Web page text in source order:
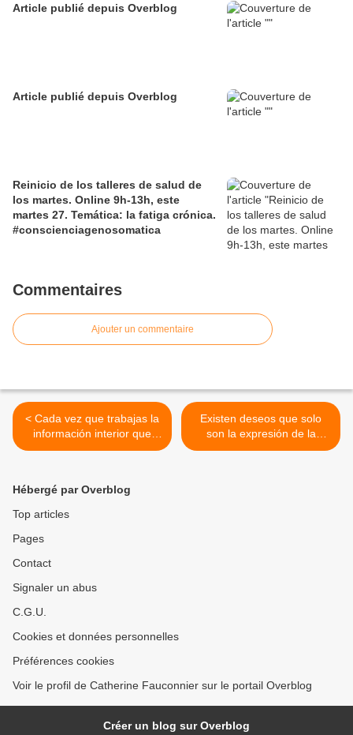
Article publié depuis Overblog
Article publié depuis Overblog
Reinicio de los talleres de salud de
los martes. Online 9h-13h, este
martes 27. Temática: la fatiga crónica.
#conscienciagenosomatica
Commentaires
Ajouter un commentaire
< Cada vez que trabajas la
información interior que
tienes de las adaptaciones
tu potencial adaptativo
pleno. Las raíces pesan,
controlar, negar, acomodar,
Con el peligro sintomático
asociado.
Existen deseos que solo
son la expresión de la
realidad asumida. Feliz
Hébergé par Overblog
Top articles
Pages
Contact
Signaler un abus
C.G.U.
Cookies et données personnelles
Préférences cookies
Voir le profil de Catherine Fauconnier sur le portail Overblog
Créer un blog sur Overblog